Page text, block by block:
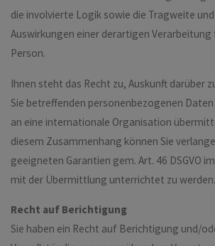
die involvierte Logik sowie die Tragweite
Auswirkungen einer derartigen
Person.
Ihnen steht das Recht zu, Auskunft darüber
Sie betreffenden personenbezogenen
an eine internationale Organisation
diesem Zusammenhang können Sie
geeigneten Garantien gem. Art. 46 DSGVO
mit der Übermittlung unterrichtet zu werden.
Recht auf Berichtigung
Sie haben ein Recht auf Berichtigung und/